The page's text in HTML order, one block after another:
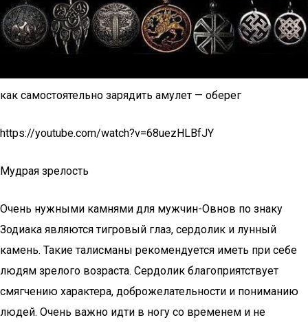
как самостоятельно зарядить амулет — оберег
https://youtube.com/watch?v=68uezHLBfJY
Мудрая зрелость
Очень нужными камнями для мужчин-Овнов по знаку
Зодиака являются тигровый глаз, сердолик и лунный
камень. Такие талисманы рекомендуется иметь при себе
людям зрелого возраста. Сердолик благоприятствует
смягчению характера, доброжелательности и пониманию
людей. Очень важно идти в ногу со временем и не